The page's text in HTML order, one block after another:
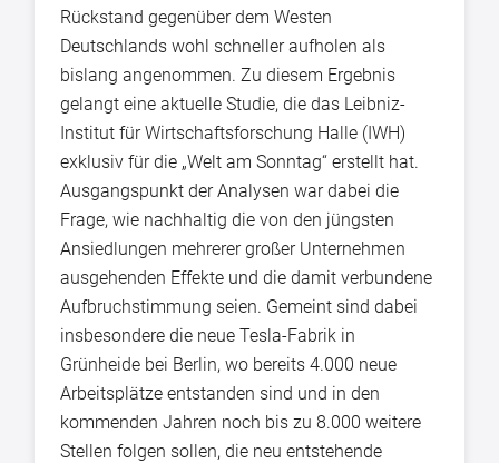
Rückstand gegenüber dem Westen
Deutschlands wohl schneller aufholen als
bislang angenommen. Zu diesem Ergebnis
gelangt eine aktuelle Studie, die das Leibniz-
Institut für Wirtschaftsforschung Halle (IWH)
exklusiv für die „Welt am Sonntag“ erstellt hat.
Ausgangspunkt der Analysen war dabei die
Frage, wie nachhaltig die von den jüngsten
Ansiedlungen mehrerer großer Unternehmen
ausgehenden Effekte und die damit verbundene
Aufbruchstimmung seien. Gemeint sind dabei
insbesondere die neue Tesla-Fabrik in
Grünheide bei Berlin, wo bereits 4.000 neue
Arbeitsplätze entstanden sind und in den
kommenden Jahren noch bis zu 8.000 weitere
Stellen folgen sollen, die neu entstehende